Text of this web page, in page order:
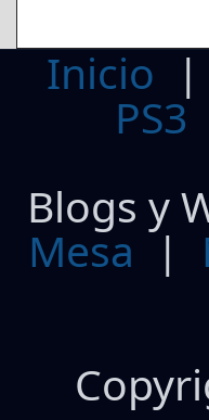
Inicio |
PS3
Blogs y
Mesa |